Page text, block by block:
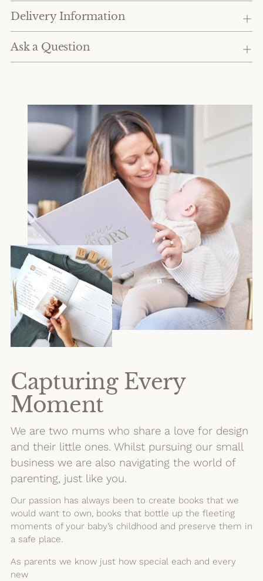
Delivery Information
Ask a Question
Capturing Every
Moment
We are two mums who share a love for design
and their little ones. Whilst pursuing our small
business we are also navigating the world of
parenting, just like you.
Our passion has always been to create books that we
would want to own, books that bottle up the fleeting
moments of your baby’s childhood and preserve them in
a safe place.
As parents we know just how special each and every
new